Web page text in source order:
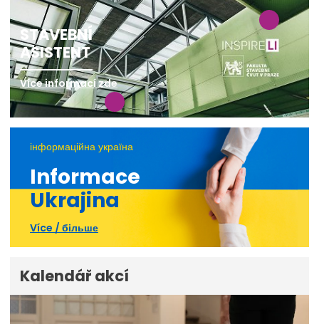
STAVEBNÍ
ASISTENT
Více informací zde
інформаційна україна
Informace
Ukrajina
Více / більше
Kalendář akcí